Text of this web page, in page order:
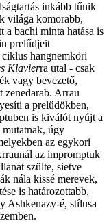
inkább tűnik
világa komorabb,
a bachi minta hatása is
prelűdjeit
hangnemköri
Klavierra utal - csak
vagy bevezető,
zenedarab. Arrau
a prelűdökben,
is kiválót nyújt a
mutatnak, úgy
az egykori
az impromptuk
szülte, sietve
nála kissé merevek,
is határozottabb,
Ashkenazy-é, stílusa